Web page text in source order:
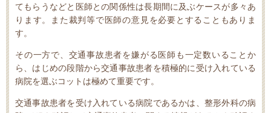
てもらうなどと医師との関係性は長期間に及ぶケースが多々あ
ります。
また裁判等で医師の意見を必要とすることもありま
す。
その一方で、交通事故患者を嫌がる医師も一定数いることか
ら、はじめの段階から交通事故患者を積極的に受け入れている
病院を選ぶコットは極めて重要です。
交通事故患者を受け入れている病院であるかは、整形外科の病